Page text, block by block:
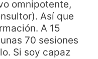
omnipotente,
Así que
A 15
70 sesiones
Si soy capaz